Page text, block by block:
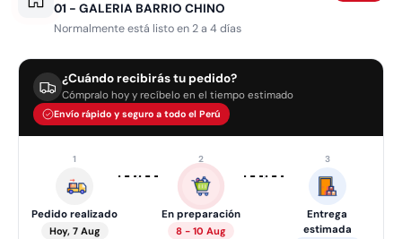
01 - GALERIA BARRIO CHINO
Normalmente está listo en 2 a 4 días
¿Cuándo recibirás tu pedido?
Cómpralo hoy y recíbelo en el tiempo estimado
Envío rápido y seguro a todo el Perú
1
Pedido realizado
Hoy, 7 Aug
›
2
En preparación
8 - 10 Aug
›
3
Entrega
estimada